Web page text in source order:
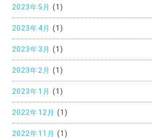
2023年5月 (1)
2023年4月 (1)
2023年3月 (1)
2023年2月 (1)
2023年1月 (1)
2022年12月 (1)
2022年11月 (1)